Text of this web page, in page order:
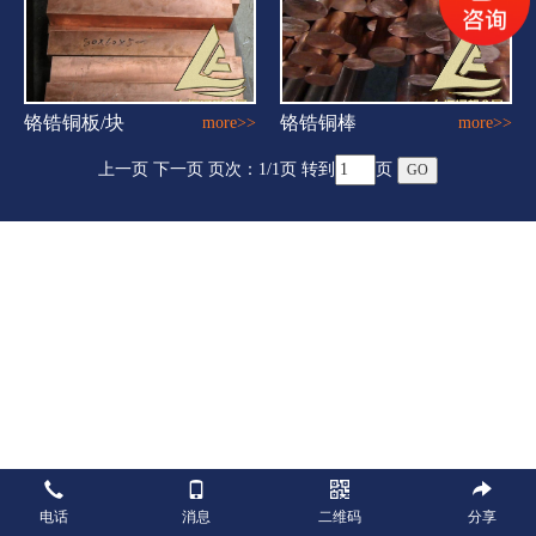
铬锆铜板/块 more>> 铬锆铜棒 more>>
上一页 下一页 页次： 1/1页 转到 页
电话 消息 二维码 分享